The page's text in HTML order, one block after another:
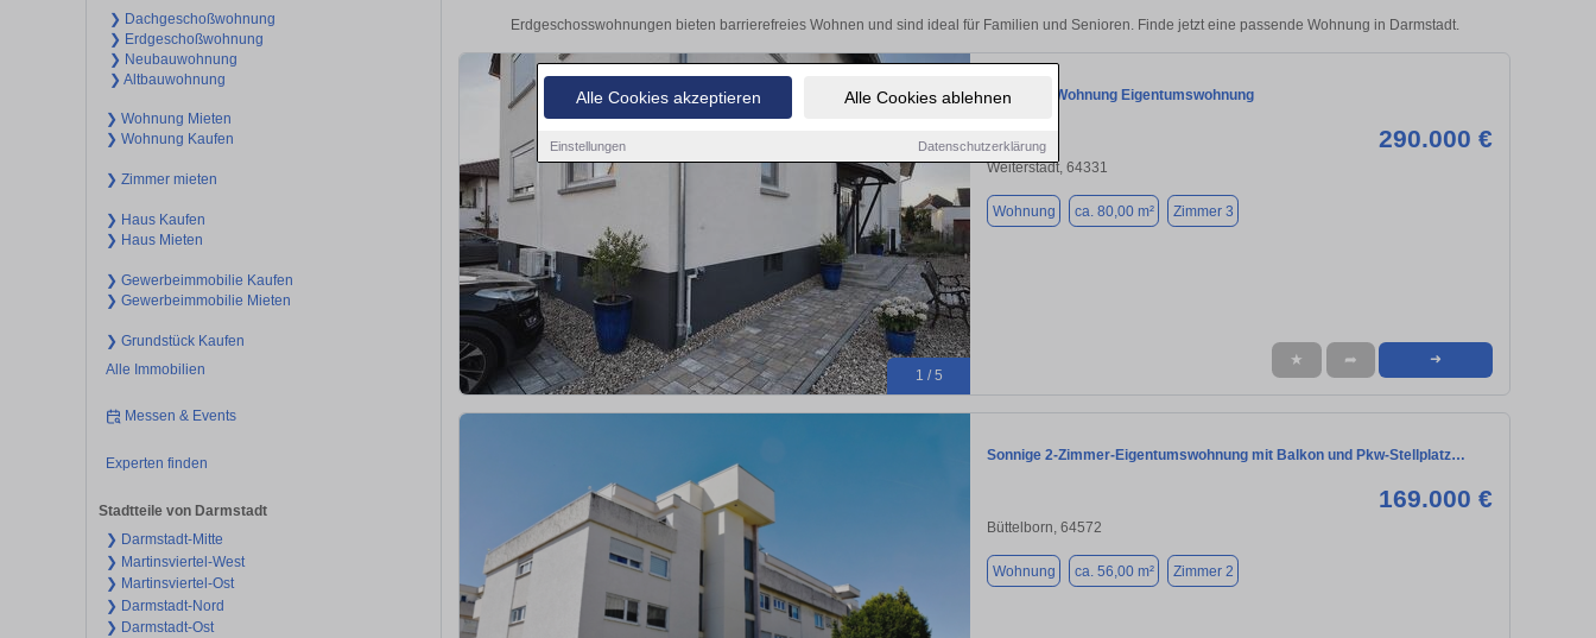
Alle Cookies akzeptieren Alle Cookies ablehnen
Einstellungen Datenschutzerklärung
❯ Dachgeschoßwohnung
❯ Erdgeschoßwohnung
❯ Neubauwohnung
❯ Altbauwohnung
❯ Wohnung Mieten
❯ Wohnung Kaufen
❯ Zimmer mieten
❯ Haus Kaufen
❯ Haus Mieten
❯ Gewerbeimmobilie Kaufen
❯ Gewerbeimmobilie Mieten
❯ Grundstück Kaufen
Alle Immobilien
Messen & Events
Experten finden
Stadtteile von Darmstadt
❯ Darmstadt-Mitte
❯ Martinsviertel-West
❯ Martinsviertel-Ost
❯ Darmstadt-Nord
❯ Darmstadt-Ost
Erdgeschosswohnungen bieten barrierefreies Wohnen und sind ideal für Familien und Senioren. Finde jetzt eine passende Wohnung in Darmstadt.
1 / 5
3 Zimmer Wohnung Eigentumswohnung
290.000 €
Weiterstadt, 64331
Wohnung ca. 80,00 m² Zimmer 3
★ ➦ ➜
Sonnige 2-Zimmer-Eigentumswohnung mit Balkon und Pkw-Stellplatz…
169.000 €
Büttelborn, 64572
Wohnung ca. 56,00 m² Zimmer 2